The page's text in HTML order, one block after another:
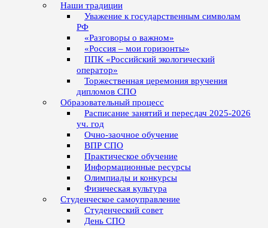
Наши традиции
Уважение к государственным символам
РФ
«Разговоры о важном»
«Россия – мои горизонты»
ППК «Российский экологический
оператор»
Торжественная церемония вручения
дипломов СПО
Образовательный процесс
Расписание занятий и пересдач 2025-2026
уч. год
Очно-заочное обучение
ВПР СПО
Практическое обучение
Информационные ресурсы
Олимпиады и конкурсы
Физическая культура
Студенческое самоуправление
Студенческий совет
День СПО